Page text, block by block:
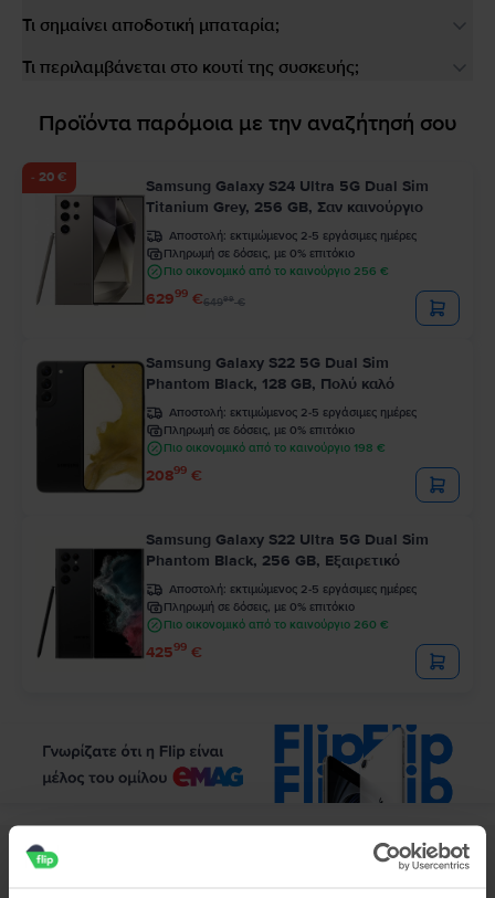
Τι σημαίνει αποδοτική μπαταρία;
Τι περιλαμβάνεται στο κουτί της συσκευής;
Προϊόντα παρόμοια με την αναζήτησή σου
- 20 €
Samsung Galaxy S24 Ultra 5G Dual Sim
Titanium Grey, 256 GB, Σαν καινούργιο
Αποστολή: εκτιμώμενος 2-5 εργάσιμες ημέρες
Πληρωμή σε δόσεις, με 0% επιτόκιο
Πιο οικονομικό από το καινούργιο 256 €
62999 €64999€
Samsung Galaxy S22 5G Dual Sim
Phantom Black, 128 GB, Πολύ καλό
Αποστολή: εκτιμώμενος 2-5 εργάσιμες ημέρες
Πληρωμή σε δόσεις, με 0% επιτόκιο
Πιο οικονομικό από το καινούργιο 198 €
20899 €
Samsung Galaxy S22 Ultra 5G Dual Sim
Phantom Black, 256 GB, Εξαιρετικό
Αποστολή: εκτιμώμενος 2-5 εργάσιμες ημέρες
Πληρωμή σε δόσεις, με 0% επιτόκιο
Πιο οικονομικό από το καινούργιο 260 €
42599 €
Περιγραφή